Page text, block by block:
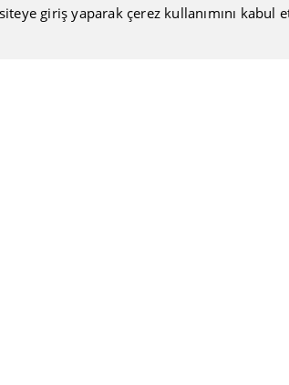
giriş yaparak çerez kullanımını kabul